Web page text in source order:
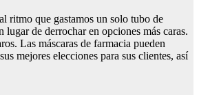
ritmo que gastamos un solo tubo de
de derrochar en opciones más caras.
Las máscaras de farmacia pueden
mejores elecciones para sus clientes, así